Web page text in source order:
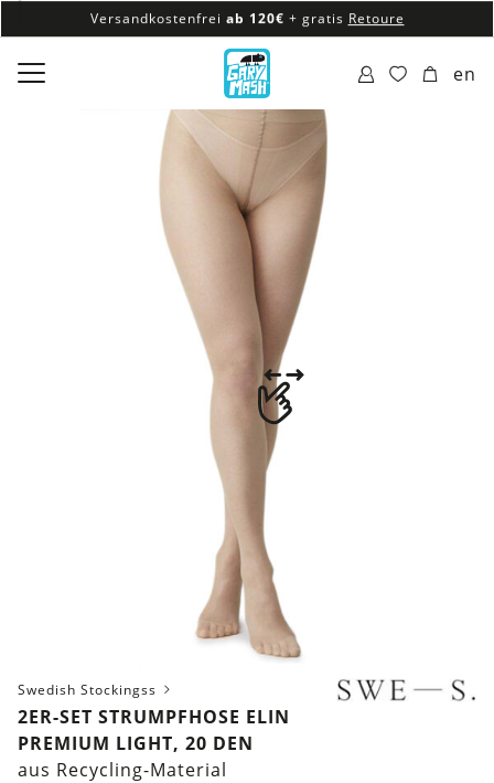
Versandkostenfrei ab 120€ + gratis Retoure
100% veganes & fair produziertes Sortiment
Versandkostenfrei ab 120€
en
Swedish Stockingss
2ER-SET STRUMPFHOSE ELIN
PREMIUM LIGHT, 20 DEN
aus Recycling-Material